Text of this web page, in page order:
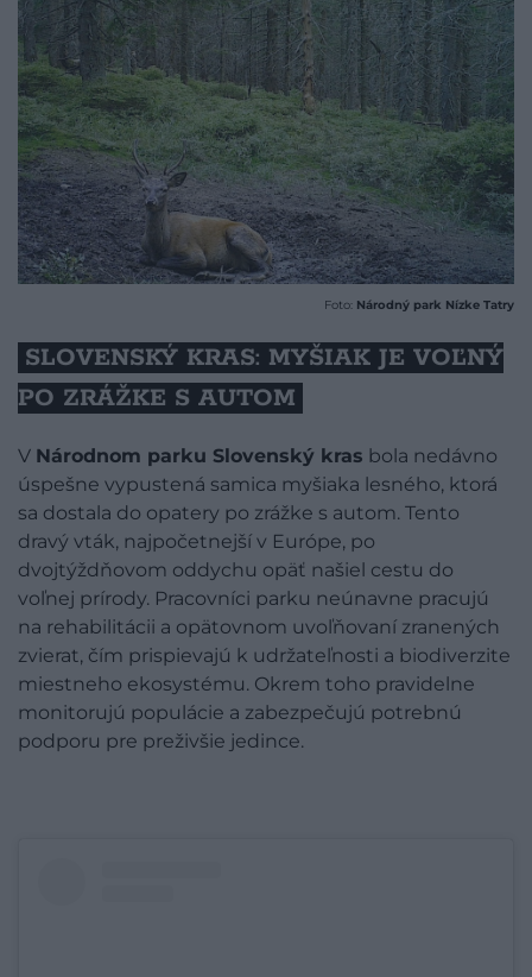
Foto: Národný park Nízke Tatry
SLOVENSKÝ KRAS: MYŠIAK JE VOĽNÝ
PO ZRÁŽKE S AUTOM
V Národnom parku Slovenský kras bola nedávno
úspešne vypustená samica myšiaka lesného, ktorá
sa dostala do opatery po zrážke s autom. Tento
dravý vták, najpočetnejší v Európe, po
dvojtýždňovom oddychu opäť našiel cestu do
voľnej prírody. Pracovníci parku neúnavne pracujú
na rehabilitácii a opätovnom uvoľňovaní zranených
zvierat, čím prispievajú k udržateľnosti a biodiverzite
miestneho ekosystému. Okrem toho pravidelne
monitorujú populácie a zabezpečujú potrebnú
podporu pre preživšie jedince.